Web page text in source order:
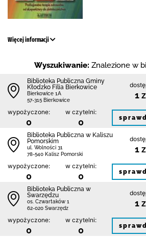
Więcej informacji
Wyszukiwanie: Znalezione w
Biblioteka Publiczna Gminy
Kłodzko Filia Bierkowice
Bierkowice 1A
57-315 Bierkowice
1
wypożyczone:
0
w czytelni:
0
Biblioteka Publiczna w Kaliszu
Pomorskim
ul. Wolności 31
78-540 Kalisz Pomorski
1
wypożyczone:
0
w czytelni:
0
Biblioteka Publiczna w
Swarzędzu
os. Czwartaków 1
62-020 Swarzędz
1
wypożyczone:
0
w czytelni:
0